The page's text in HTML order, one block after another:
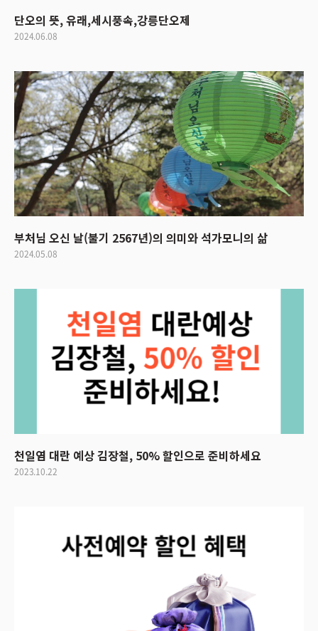
단오의 뜻, 유래,세시풍속,강릉단오제
2024.06.08
부처님 오신 날(불기 2567년)의 의미와 석가모니의 삶
2024.05.08
천일염 대란 예상 김장철, 50% 할인으로 준비하세요
2023.10.22